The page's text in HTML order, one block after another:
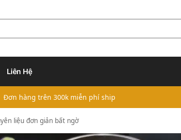
Liên Hệ
Đơn hàng trên 300k miễn phí ship
liệu đơn giản bất ngờ